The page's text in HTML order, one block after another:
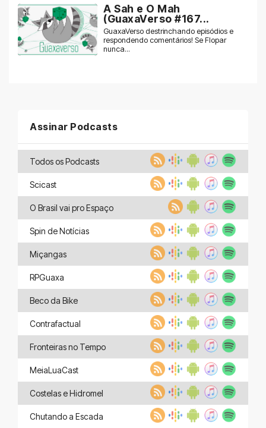
A Sah e O Mah
(GuaxaVerso #167...
GuaxaVerso destrinchando episódios e
respondendo comentários! Se Flopar
nunca...
Assinar Podcasts
Todos os Podcasts
Scicast
O Brasil vai pro Espaço
Spin de Notícias
Miçangas
RPGuaxa
Beco da Bike
Contrafactual
Fronteiras no Tempo
MeiaLuaCast
Costelas e Hidromel
Chutando a Escada